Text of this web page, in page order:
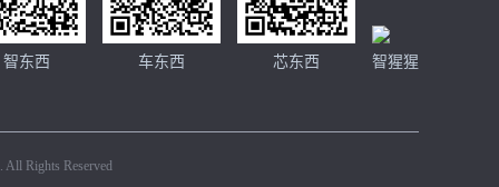
智东西 车东西 芯东西 智猩猩
Rights Reserved